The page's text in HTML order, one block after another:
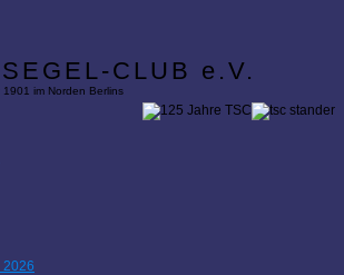
CLUB e.V.
im Norden Berlins
2026